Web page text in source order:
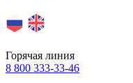
Горячая линия
8 800 333-33-46